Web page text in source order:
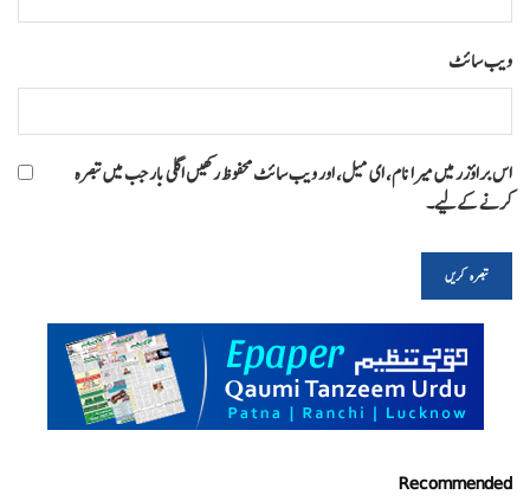
ویب‌ سائٹ
اس براؤزر میں میرا نام، ای میل، اور ویب سائٹ محفوظ رکھیں اگلی بار جب میں تبصرہ
کرنے کےلیے۔
Recommended